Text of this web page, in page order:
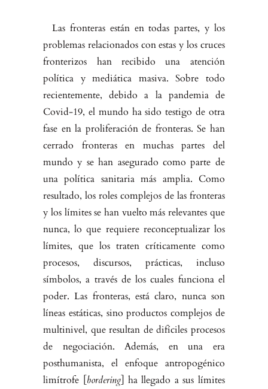
Las fronteras están en todas partes, y los
problemas relacionados con estas y los cruces
fronterizos han recibido una atención
política y mediática masi­va. Sobre todo
recientemente, debido a la pandemia de
Covid-19, el mundo ha sido testigo de otra
fase en la proliferación de fronteras. Se han
cerrado fronteras en muchas partes del
mundo y se han asegurado como parte de
una política sanitaria más amplia. Como
resultado, los roles complejos de las fronteras
y los límites se han vuelto más relevantes que
nunca, lo que requie­re reconceptualizar los
límites, que los traten críticamente como
procesos, discursos, prácticas, incluso
símbolos, a través de los cuales funciona el
poder. Las fronteras, está claro, nunca son
líneas estáticas, sino productos complejos de
multinivel, que resultan de difíciles procesos
de negociación. Además, en una era
posthumanista, el enfoque antropogénico
limítrofe [bordering] ha llegado a sus límites